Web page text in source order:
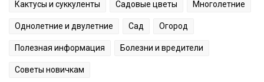
Кактусы и суккуленты Садовые цветы Многолетние
Однолетние и двулетние Сад Огород
Полезная информация Болезни и вредители
Советы новичкам